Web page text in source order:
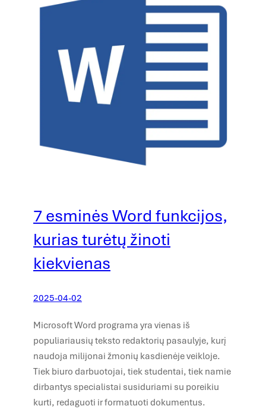
7 esminės Word funkcijos,
kurias turėtų žinoti
kiekvienas
2025-04-02
Microsoft Word programa yra vienas iš
populiariausių teksto redaktorių pasaulyje, kurį
naudoja milijonai žmonių kasdienėje veikloje.
Tiek biuro darbuotojai, tiek studentai, tiek namie
dirbantys specialistai susiduriami su poreikiu
kurti, redaguoti ir formatuoti dokumentus.